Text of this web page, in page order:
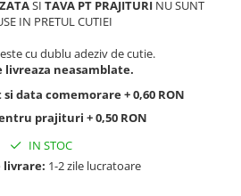
SI TAVA PT PRAJITURI NU SUNT
IN PRETUL CUTIEI
cu dublu adeziv de cutie.
livreaza neasamblate.
data comemorare + 0,60 RON
prajituri + 0,50 RON
IN STOC
livrare: 1-2 zile lucratoare